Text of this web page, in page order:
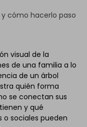
cómo hacerlo paso
visual de la
de una familia a lo
de un árbol
quién forma
se conectan sus
y qué
sociales pueden